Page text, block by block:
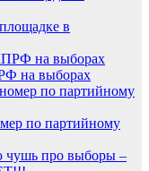
в
на выборах
по партийному